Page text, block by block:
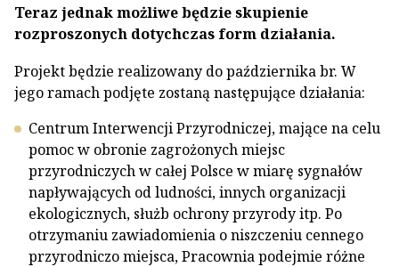
Teraz jednak możliwe będzie skupienie
rozproszonych dotychczas form działania.
Projekt będzie realizowany do października br. W
jego ramach podjęte zostaną następujące działania:
Centrum Interwencji Przyrodniczej, mające na celu
pomoc w obronie zagrożonych miejsc
przyrodniczych w całej Polsce w miarę sygnałów
napływających od ludności, innych organizacji
ekologicznych, służb ochrony przyrody itp. Po
otrzymaniu zawiadomienia o niszczeniu cennego
przyrodniczo miejsca, Pracownia podejmie różne